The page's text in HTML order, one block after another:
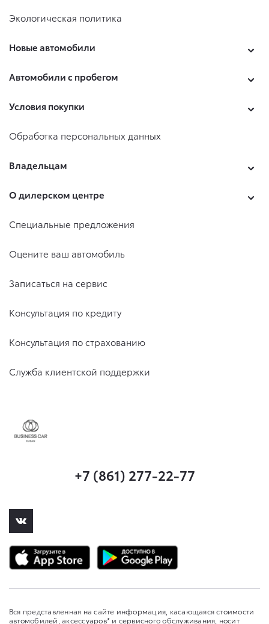
Экологическая политика
Новые автомобили
Автомобили с пробегом
Условия покупки
Обработка персональных данных
Владельцам
О дилерском центре
Специальные предложения
Оцените ваш автомобиль
Записаться на сервис
Консультация по кредиту
Консультация по страхованию
Служба клиентской поддержки
+7 (861) 277-22-77
Вся представленная на сайте информация, касающаяся стоимости
автомобилей, аксессуаров* и сервисного обслуживания, носит